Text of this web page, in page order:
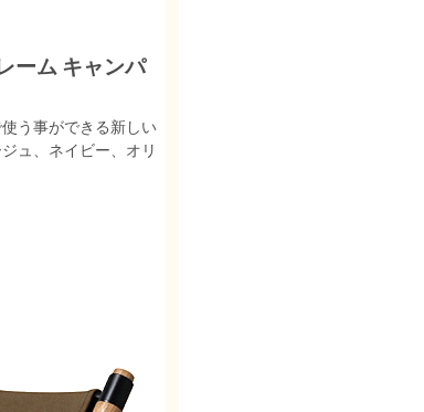
ーム キャンパ
う事ができる新しい
ュ、ネイビー、オリ